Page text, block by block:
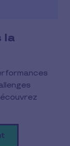
la